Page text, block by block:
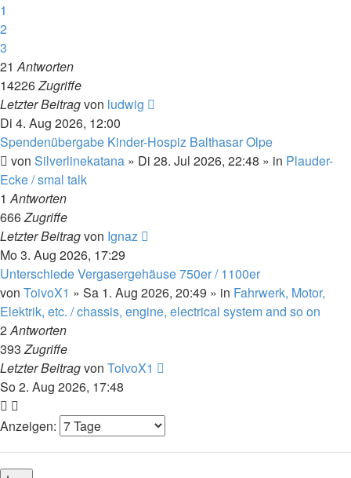
1
2
3
21Antworten
14226Zugriffe
Letzter Beitragvon ludwig
Di 4. Aug 2026, 12:00
Spendenübergabe Kinder-Hospiz Balthasar Olpe
von Silverlinekatana » Di 28. Jul 2026, 22:48 » in Plauder-
Ecke / smal talk
1Antworten
666Zugriffe
Letzter Beitragvon Ignaz
Mo 3. Aug 2026, 17:29
Unterschiede Vergasergehäuse 750er / 1100er
von ToivoX1 » Sa 1. Aug 2026, 20:49 » in Fahrwerk, Motor,
Elektrik, etc. / chassis, engine, electrical system and so on
2Antworten
393Zugriffe
Letzter Beitragvon ToivoX1
So 2. Aug 2026, 17:48
Anzeigen: